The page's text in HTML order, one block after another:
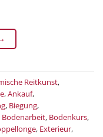
Reitkunst,
,Ankauf,
, Biegung,
Bodenarbeit, Bodenkurs,
, Exterieur,